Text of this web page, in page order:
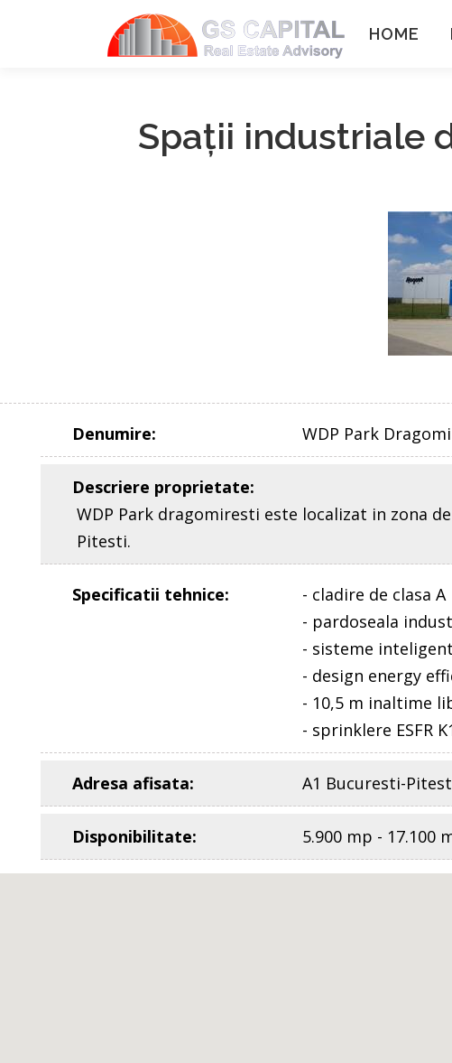
HOME
Spaţii industriale
Denumire: WDP Park
Descriere proprietate:
WDP Park dragomiresti este localizat in zona
Pitesti.
Specificatii tehnice:
- cladire de clasa A
- pardoseala
- sisteme
- design energy
- 10,5 m inaltime
- sprinklere ESFR
Adresa afisata: A1 Bucuresti-
Disponibilitate: 5.900 mp - 17.100